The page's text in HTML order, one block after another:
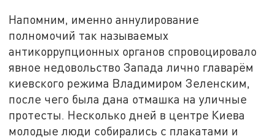
Напомним, именно аннулирование
полномочий так называемых
антикоррупционных органов спровоцировало
явное недовольство Запада лично главарём
киевского режима Владимиром Зеленским,
после чего была дана отмашка на уличные
протесты. Несколько дней в центре Киева
молодые люди собирались с плакатами и